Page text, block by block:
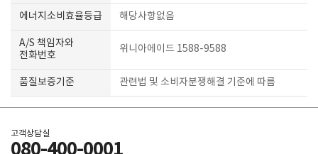
에너지소비효율등급 해당사항없음
A/S 책임자와
전화번호
위니아에이드 1588-9588
품질보증기준 관련법 및 소비자분쟁해결 기준에 따름
고객상담실